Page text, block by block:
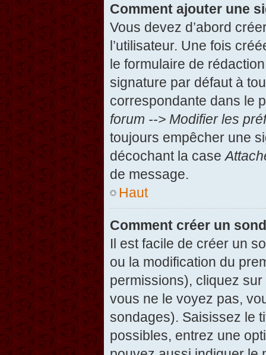
Comment ajouter une
Vous devez d’abord
l’utilisateur. Une fois
le formulaire de
signature par défaut à
correspondante dans le
forum --> Modifier les
toujours empêcher une
décochant la case
de message.
Haut
Comment créer un
Il est facile de créer un
ou la modification du
permissions), cliquez sur
vous ne le voyez pas,
sondages). Saisissez le
possibles, entrez une